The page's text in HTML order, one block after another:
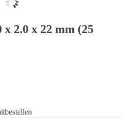
2.0 x 22 mm (25